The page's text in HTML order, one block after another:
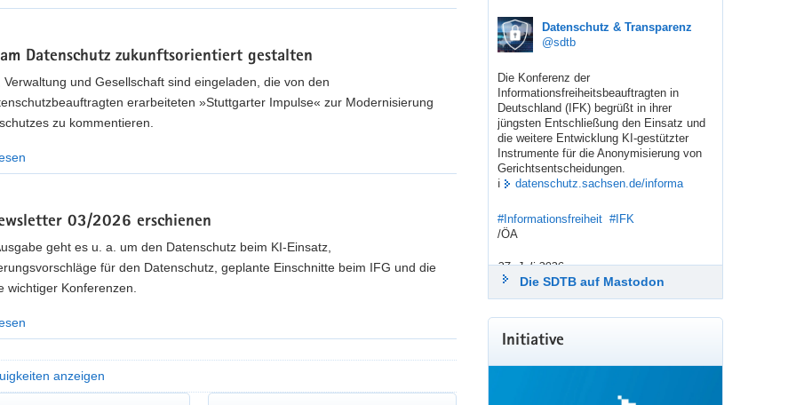
GREMIENARBEIT
Datenschutz zukunftsorientiert gestalten
Verwaltung und Gesellschaft sind eingeladen, die von den
erarbeiteten »Stuttgarter Impulse« zur Modernisierung
zu kommentieren.
03/2026 erschienen
geht es u. a. um den Datenschutz beim KI-Einsatz,
für den Datenschutz, geplante Einschnitte beim IFG und die
wichtiger Konferenzen.
anzeigen
sdtb
Datenschutz & Transparenz
@sdtb
Die Konferenz der
Informationsfreiheitsbeauftragten in
Deutschland (IFK) begrüßt in ihrer
jüngsten Entschließung den Einsatz und
die weitere Entwicklung KI-gestützter
Instrumente für die Anonymisierung von
Gerichtsentscheidungen.
ℹ️
datenschutz.sachsen.de/informa
#Informationsfreiheit #IFK
/ÖA
27. Juli 2026
sdtb
Datenschutz & Transparenz
@sdtb
Getrötet von:
Mit den „Stuttgarter Impulsen“ zur
Die SDTB auf Mastodon
Initiative